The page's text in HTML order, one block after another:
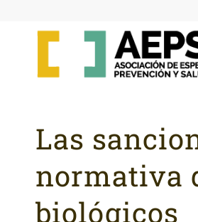
Las
normativa
biológicos